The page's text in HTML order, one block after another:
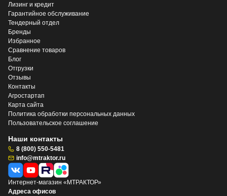
Лизинг и кредит
Гарантийное обслуживание
Тендерный отдел
Бренды
Избранное
Сравнение товаров
Блог
Отгрузки
Отзывы
Контакты
Агростартап
Карта сайта
Политика обработки персональных данных
Пользовательское соглашение
Наши контакты
8 (800) 550-5481
info@mtraktor.ru
Интернет-магазин «МТРАКТОР»
Адреса офисов